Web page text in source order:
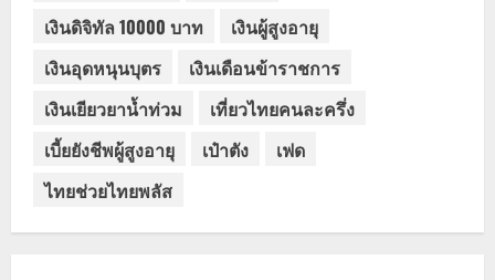
เงินดิจิทัล 10000 บาท
เงินผู้สูงอายุ
เงินอุดหนุนบุตร
เงินเดือนข้าราชการ
เงินเยียวยาน้ำท่วม
เที่ยวไทยคนละครึ่ง
เบี้ยยังชีพผู้สูงอายุ
เป๋าตัง
เฟด
ไทยช่วยไทยพลัส